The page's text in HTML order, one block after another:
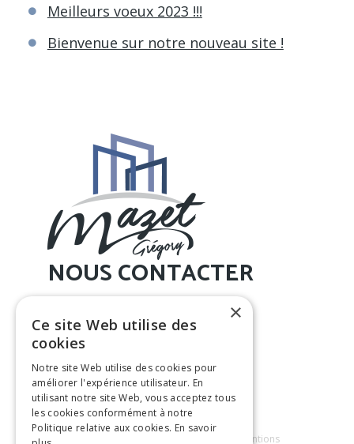
Meilleurs voeux 2023 !!!
Bienvenue sur notre nouveau site !
NOUS CONTACTER
Tél. : 05 32 74 91 94
E-mail :
Mentions
×
Ce site Web utilise des
cookies
Notre site Web utilise des cookies pour
améliorer l'expérience utilisateur. En
utilisant notre site Web, vous acceptez tous
les cookies conformément à notre
Politique relative aux cookies. En savoir